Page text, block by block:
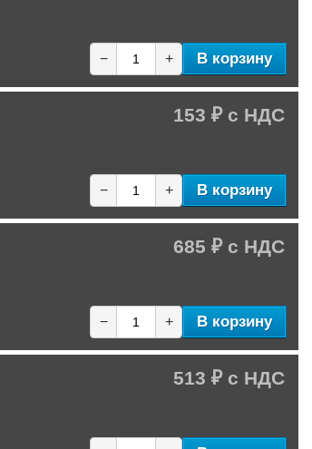
− + В корзину
153 ₽
− + В корзину
685 ₽
− + В корзину
513 ₽